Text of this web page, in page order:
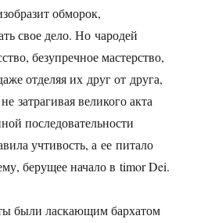
обморок,
свое дело. Но чародей
безупречное мастерство,
отделяя их друг от друга,
затрагивая великого акта
последовательности
учтивость, а ее питало
берущее начало в timor Dei.
были ласкающим бархатом